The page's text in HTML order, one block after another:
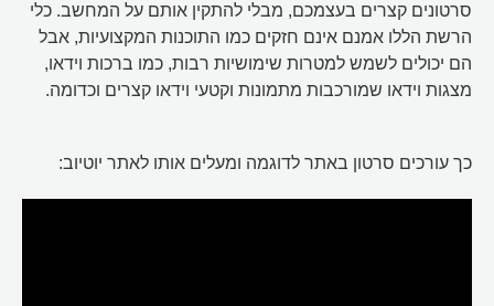
סרטונים קצרים בעצמכם, מבלי להתקין אותם על המחשב. כלי
הרשת הללו אמנם אינם חזקים כמו התוכנות המקצועיות, אבל
הם יכולים לשמש למטרות שימושיות רבות, כמו ברכות וידאו,
מצגות וידאו שמורכבות מתמונות וקטעי וידאו קצרים וכדומה.
כך עורכים סרטון באתר לדוגמה ומעלים אותו לאתר יוטיוב: